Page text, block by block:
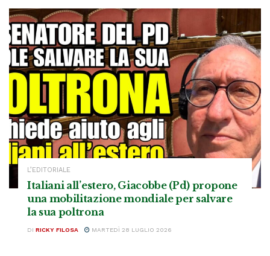
L’EDITORIALE
Italiani all’estero, Giacobbe (Pd) propone
una mobilitazione mondiale per salvare
la sua poltrona
DI RICKY FILOSA MARTEDÌ 28 LUGLIO 2026